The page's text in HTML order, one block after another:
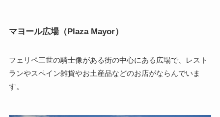
マヨール広場（Plaza Mayor）
フェリペ三世の騎士像がある街の中心にある広場で、レスト
ランやスペイン雑貨やお土産品などのお店がならんでいま
す。